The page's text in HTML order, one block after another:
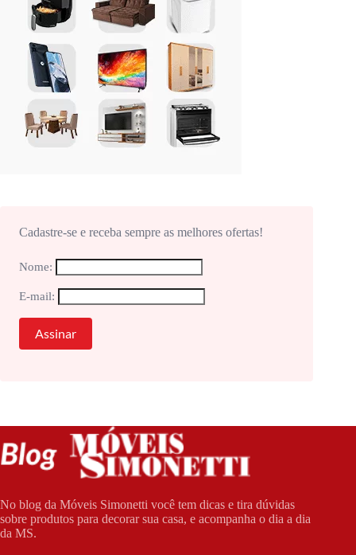
Cadastre-se e receba sempre as melhores ofertas!
Nome:
E-mail:
No blog da Móveis Simonetti você tem dicas e tira dúvidas
sobre produtos para decorar sua casa, e acompanha o dia a dia
da MS.